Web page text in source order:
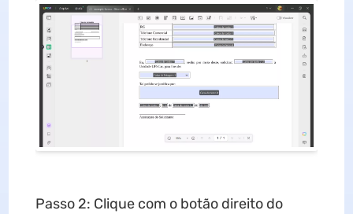
Passo 2: Clique com o botão direito do